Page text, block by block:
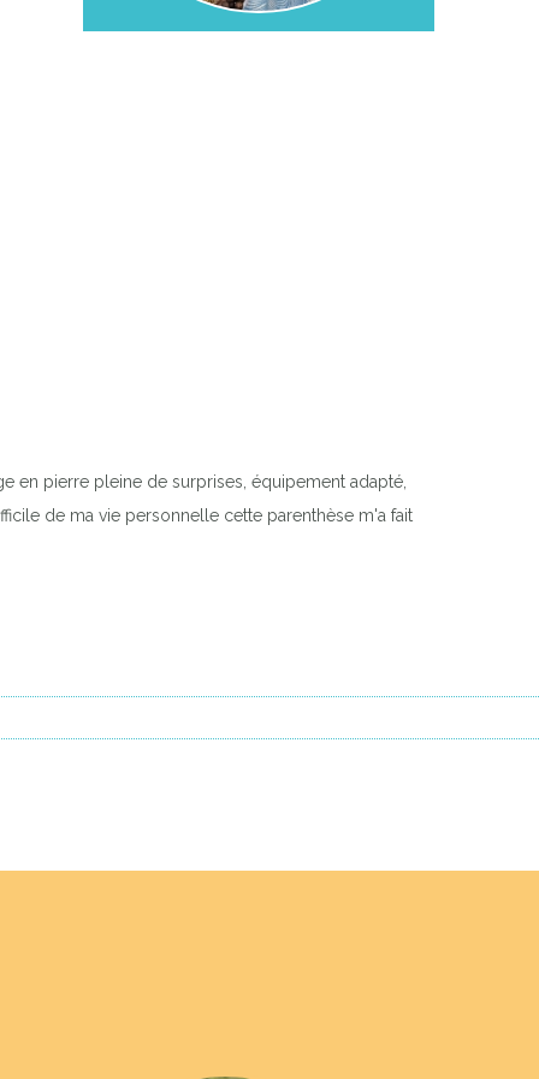
en pierre pleine de surprises, équipement adapté,
de ma vie personnelle cette parenthèse m'a fait